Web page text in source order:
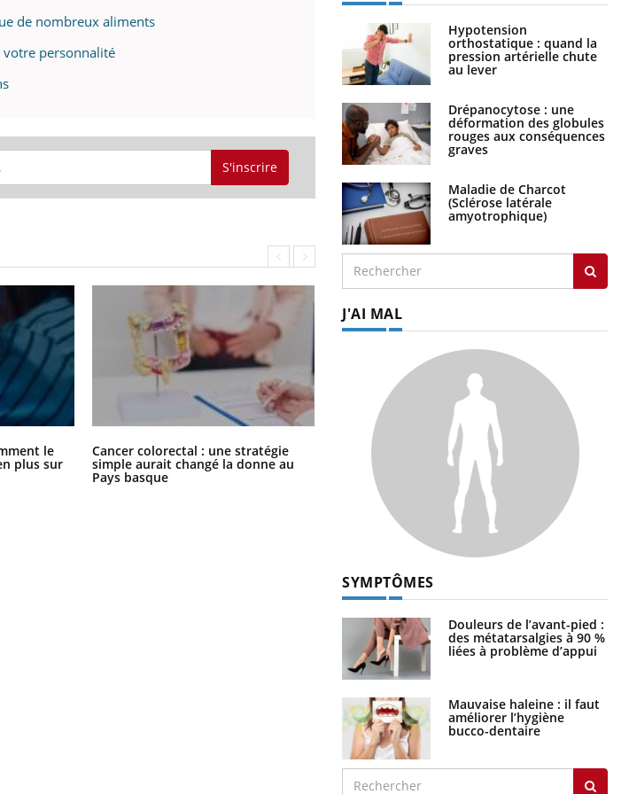
de nombreux aliments
votre personnalité
S'inscrire
le
plus sur
Cancer colorectal : une stratégie
simple aurait changé la donne au
Pays basque
Chikungunya, dengue, West Nile :
que se passe-t-il dans le sud de la
France ?
Hypotension
orthostatique : quand la
pression artérielle chute
au lever
Drépanocytose : une
déformation des globules
rouges aux conséquences
graves
Maladie de Charcot
(Sclérose latérale
amyotrophique)
J'AI MAL
SYMPTÔMES
Douleurs de l’avant-pied :
des métatarsalgies à 90 %
liées à problème d’appui
Mauvaise haleine : il faut
améliorer l’hygiène
bucco-dentaire